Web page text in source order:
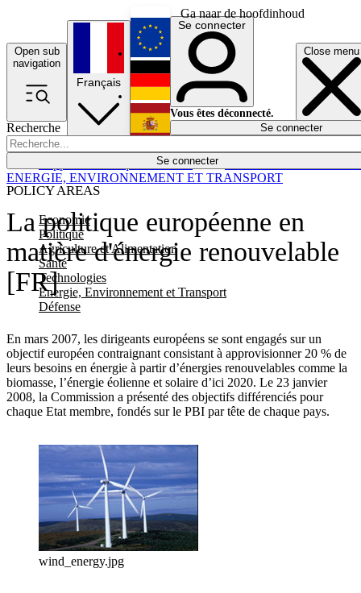
Ga naar de hoofdinhoud
Open sub
navigation
Close menu
Recherche
Se connecter
POLICY AREAS
Economie
Politique
Agriculture et Alimentation
Santé
Technologies
Energie, Environnement et Transport
Défense
Économie
Français
English
Deutsch
Español
Se connecter
Vous êtes déconnecté.
Se connecter
La politique européenne en
matière d'énergie renouvelable
[FR]
En mars 2007, les dirigeants européens se sont engagés sur un
objectif européen contraignant consistant à approvisionner 20 % de
leurs besoins en énergie à partir d’énergies renouvelables comme la
biomasse, l’énergie éolienne et solaire d’ici 2020. Le 23 janvier
2008, la Commission a présenté des objectifs différenciés pour
chaque Etat membre, fondés sur le PBI par tête de chaque pays.
ENERGIE, ENVIRONNEMENT ET TRANSPORT
wind_energy.jpg